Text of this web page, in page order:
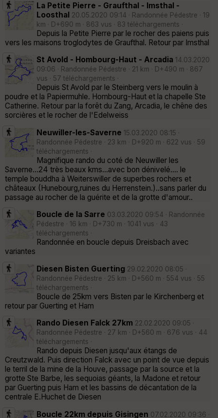
La Petite Pierre - Graufthal - Imsthal -
Loosthal 20.05.2020 09:14 · Randonnée Pédestre · 19
km · D+690 m · 863 vus · 83 téléchargements ·
Depuis la Petite Pierre par le rocher des paiens puis
vers les maisons troglodytes de Graufthal. Retour par Imsthal
St Avold - Hombourg-Haut - Arcadia 14.03.2020
09:06 · Randonnée Pédestre · 21 km · D+490 m · 867
vus · 57 téléchargements ·
Depuis St Avold par le Steinberg vers le moulin à
poudre et la Papiermuhle. Hombourg-Haut et la chapelle Ste
Catherine. Retour par la forêt du Zang, Arcadia, le chêne des
sorcières et le rocher de l'Edelweiss
Neuwiller-les-Saverne 15.03.2020 08:15 ·
Randonnée Pédestre · 23 km · D+920 m · 622 vus · 59
téléchargements ·
Magnifique rando du coté de Neuwiller les
Saverne...24 très beaux kms...avec bon dénivelé.... le
temple bouddha à Weiterswiller de superbes rochers et
châteaux (Hunebourg,ruines du Herrenstein.)..sans parler du
passage au rocher de la guérite et de la grotte d'amour..
Boucle de la Sarre 03.03.2020 09:54 · Randonnée
Pédestre · 16 km · D+730 m · 1041 vus · 43
téléchargements ·
Randonnée en boucle depuis Dreisbach avec
variantes
Diesen Bisten Guerting 29.02.2020 08:05 ·
Randonnée Pédestre · 25 km · D+560 m · 554 vus · 55
téléchargements ·
Boucle de 25km vers Bisten par le Kirchenberg et
retour par Guerting et Ham
Rando Diesen Falck 27km 22.02.2020 09:05 ·
Randonnée Pédestre · 27 km · D+560 m · 676 vus · 44
téléchargements ·
Rando depuis Diesen jusqu'aux étangs de
Creutzwald. Puis direction Falck avec un point de vue depuis
le terril de la mine de la Houve, passage par la source et la
grotte Ste Barbe, les sequoias géants, la Madone et retour
par Guerting puis Ham et les bassins de décantation de la
centrale E.Huchet de Diesen
Boucle 22km depuis Gisingen 07.02.2020 09:36 ·